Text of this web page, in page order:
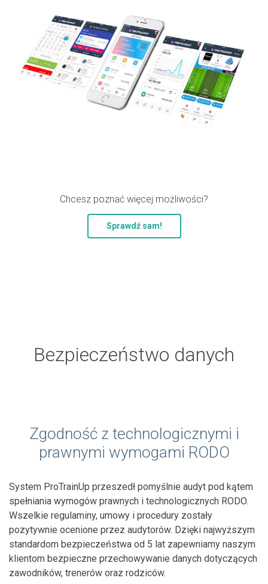
Chcesz poznać więcej możliwości?
Sprawdź sam!
Bezpieczeństwo danych
Zgodność z technologicznymi i
prawnymi wymogami RODO
System ProTrainUp przeszedł pomyślnie audyt pod kątem
spełniania wymogów prawnych i technologicznych RODO.
Wszelkie regulaminy, umowy i procedury zostały
pozytywnie ocenione przez audytorów. Dzięki najwyższym
standardom bezpieczeństwa od 5 lat zapewniamy naszym
klientom bezpieczne przechowywanie danych dotyczących
zawodników, trenerów oraz rodziców.